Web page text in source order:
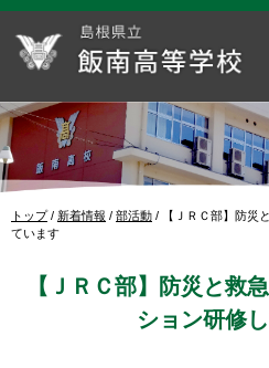
このページの本文へ
現
在
トップ/ 新着情報 / 部活動 /
【ＪＲＣ部】防災
ています
【ＪＲＣ部】防災と救
ション研修